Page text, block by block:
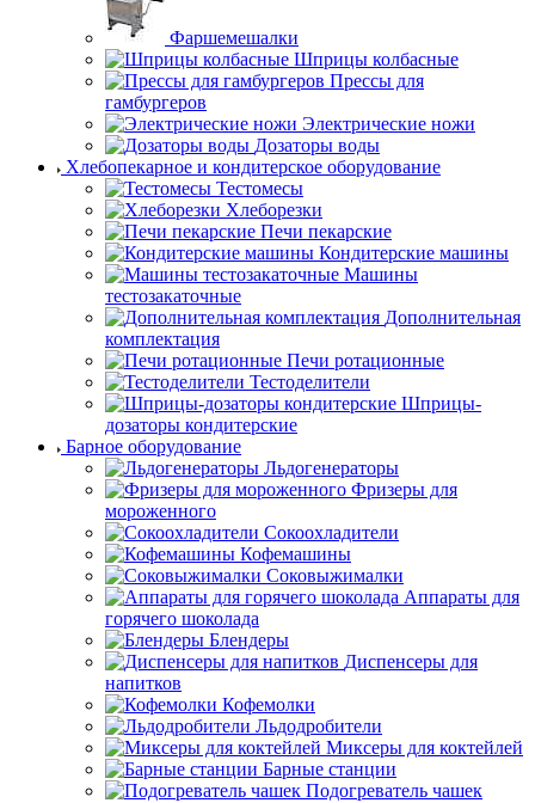
Фаршемешалки
Шприцы колбасные
Прессы для
гамбургеров
Электрические ножи
Дозаторы воды
Хлебопекарное и кондитерское оборудование
Тестомесы
Хлеборезки
Печи пекарские
Кондитерские машины
Машины
тестозакаточные
Дополнительная
комплектация
Печи ротационные
Тестоделители
Шприцы-
дозаторы кондитерские
Барное оборудование
Льдогенераторы
Фризеры для
мороженного
Сокоохладители
Кофемашины
Соковыжималки
Аппараты для
горячего шоколада
Блендеры
Диспенсеры для
напитков
Кофемолки
Льдодробители
Миксеры для коктейлей
Барные станции
Подогреватель чашек